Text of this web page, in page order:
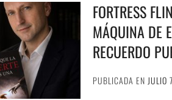
FORTRESS
MÁQUINA DE
RECUERDO
PUBLICADA ENJULIO